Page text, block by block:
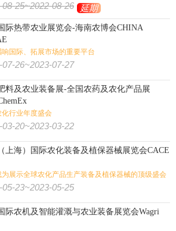
08-25~2022-08-26 延期
际热带农业展览会-海南农博会CHINA
响国际、拓展市场的重要平台
07-26~2023-07-27
料及农业装备展-全国农药及农化产品展
化行业年度盛会
03-20~2023-03-22
上海）国际农化装备及植保器械展览会CACE
为展示全球农化产品生产装备及植保器械的顶级盛会
05-23~2023-05-25
际农机及智能灌溉与农业装备展览会Wagri